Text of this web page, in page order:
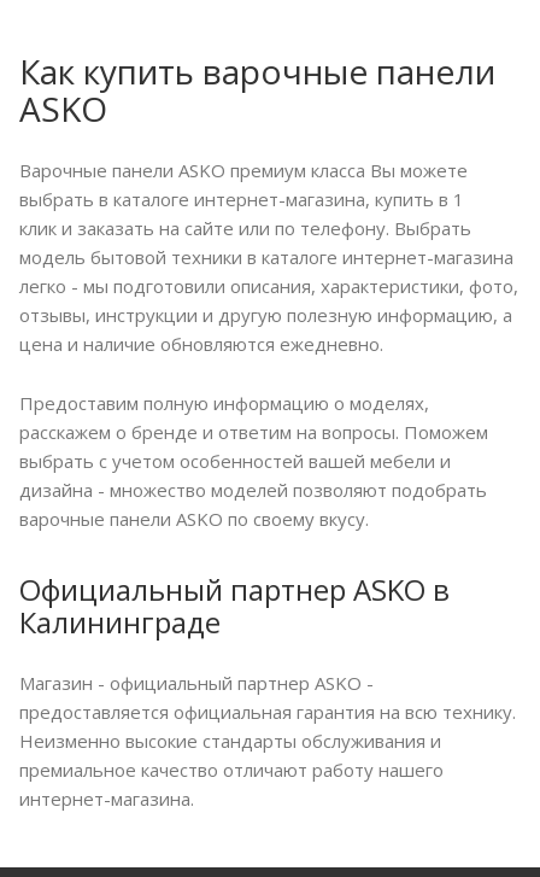
Как купить варочные панели
ASKO
Варочные панели ASKO премиум класса Вы можете
выбрать в каталоге интернет-магазина, купить в 1
клик и заказать на сайте или по телефону. Выбрать
модель бытовой техники в каталоге интернет-магазина
легко - мы подготовили описания, характеристики, фото,
отзывы, инструкции и другую полезную информацию, а
цена и наличие обновляются ежедневно.
Предоставим полную информацию о моделях,
расскажем о бренде и ответим на вопросы. Поможем
выбрать с учетом особенностей вашей мебели и
дизайна - множество моделей позволяют подобрать
варочные панели ASKO по своему вкусу.
Официальный партнер ASKO в
Калининграде
Магазин - официальный партнер ASKO -
предоставляется официальная гарантия на всю технику.
Неизменно высокие стандарты обслуживания и
премиальное качество отличают работу нашего
интернет-магазина.